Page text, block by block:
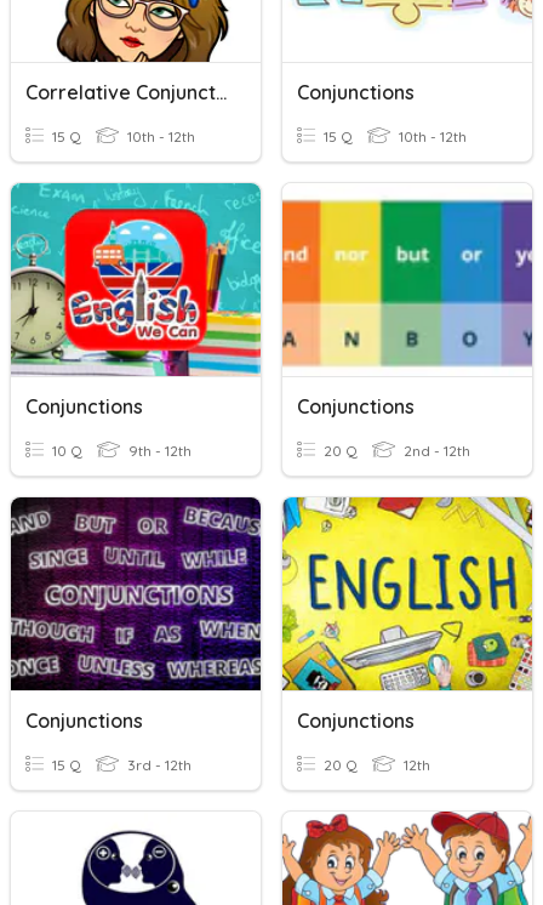
Correlative Conjunctions
15 Q 10th - 12th
Conjunctions
15 Q 10th - 12th
Conjunctions
10 Q 9th - 12th
Conjunctions
20 Q 2nd - 12th
Conjunctions
15 Q 3rd - 12th
Conjunctions
20 Q 12th